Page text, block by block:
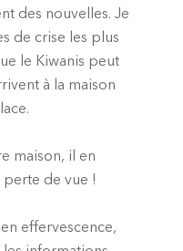
des nouvelles. Je
de crise les plus
le Kiwanis peut
à la maison
maison, il en
de vue !
effervescence,